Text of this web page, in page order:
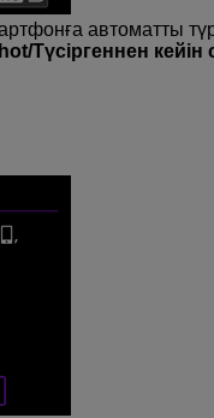
автоматты
Түсіргеннен кейін